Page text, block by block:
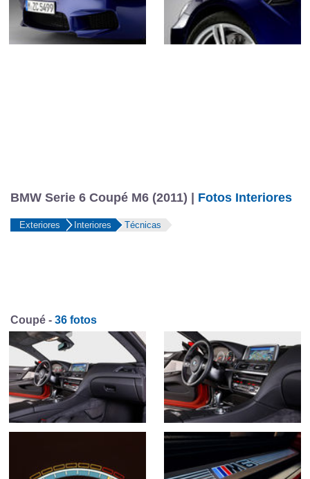
BMW Serie 6 Coupé M6 (2011) | Fotos Interiores
Exteriores Interiores Técnicas
Coupé - 36 fotos